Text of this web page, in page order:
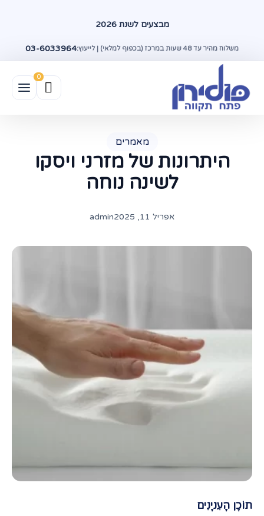
מבצעים לשנת 2026
משלוח מהיר עד 48 שעות במרכז (בכפוף למלאי) | לייעוץ: 03-6033964
מאמרים
היתרונות של מזרני ויסקו
לשינה נוחה
אפריל 11, 2025 admin
תוֹכֶן הָעִניָנִים